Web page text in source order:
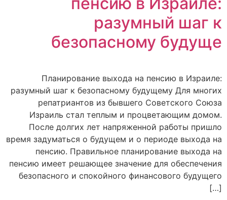
разумный шаг к
безопасному будуще
Планирование выхода на пенсию в Израиле:
разумный шаг к безопасному будущему Для многих
репатриантов из бывшего Советского Союза
Израиль стал теплым и процветающим домом.
После долгих лет напряженной работы пришло
время задуматься о будущем и о периоде выхода на
пенсию. Правильное планирование выхода на
пенсию имеет решающее значение для обеспечения
безопасного и спокойного финансового будущего
[…]